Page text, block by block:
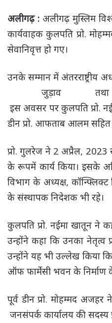
अलीगढ़ :अलीगढ़ मुस्लिम
कार्यवाहक कुलपति प्रो.
सेवानिवृत्त हो गए।
उनके सम्मान में अंतरराष्ट्रीय
जुड़ाव तथा
इस अवसर पर कुलपति प्रो.
डीन प्रो. आफताब आलम सहित
प्रो. गुलरेज ने 2 अप्रैल,
के रूपमें कार्य किया। इसके
विभाग के अध्यक्ष,
के संस्थापक निदेशक भी रहे।
कुलपति प्रो. नईमा खातून ने
उन्होंने कहा कि उनका नेतृत्व
उन्होंने यह भी उल्लेख किया
ऑफ फार्मेसी भवन के निर्माण
पूर्व डीन प्रो. मोहम्मद
जनसंपर्क कार्यालय की सदस्य